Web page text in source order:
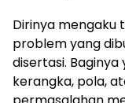
Dirinya mengaku
problem yang
disertasi.
kerangka, pola,